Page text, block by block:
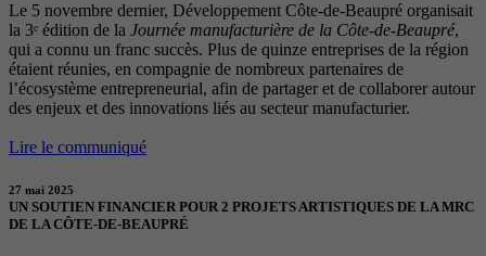
Le 5 novembre dernier, Développement Côte-de-Beaupré organisait
la 3ᵉ édition de la Journée manufacturière de la Côte-de-Beaupré,
qui a connu un franc succès. Plus de quinze entreprises de la région
étaient réunies, en compagnie de nombreux partenaires de
l’écosystème entrepreneurial, afin de partager et de collaborer autour
des enjeux et des innovations liés au secteur manufacturier.
Lire le communiqué
27 mai 2025
UN SOUTIEN FINANCIER POUR 2 PROJETS ARTISTIQUES DE LA MRC
DE LA CÔTE-DE-BEAUPRÉ